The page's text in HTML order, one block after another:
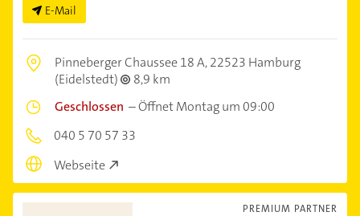
E-Mail
Pinneberger Chaussee 18 A,22523 Hamburg
(Eidelstedt)
8,9 km
Geschlossen –Öffnet Montag um 09:00
040 5 70 57 33
Webseite
PREMIUM PARTNER